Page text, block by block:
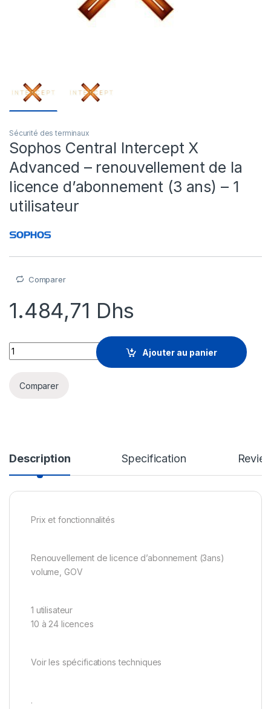
Sécurité des terminaux
Sophos Central Intercept X
Advanced – renouvellement de la
licence d’abonnement (3 ans) – 1
utilisateur
Comparer
1.484,71 Dhs
Sophos Central Intercept X Advanced - renouvellement de
Ajouter au panier
Comparer
Description Specification
Prix et fonctionnalités
Renouvellement de licence d’abonnement (3ans)
volume, GOV
1 utilisateur
10 à 24 licences
Voir les spécifications techniques
.